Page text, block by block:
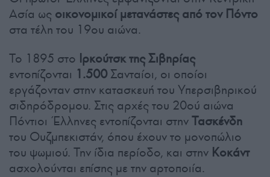
Ασία ως οικονομικοί μετανάστες από τον Πόντο
στα τέλη του 19ου αιώνα.
Το 1895 στο Ιρκούτσκ της Σιβηρίας
εντοπίζονται 1.500 Σανταίοι, οι οποίοι
εργάζονταν στην κατασκευή του Υπερσιβηρικού
σιδηρόδρομου. Στις αρχές του 20ού αιώνα
Πόντιοι Έλληνες εντοπίζονται στηνΤασκένδη
του Ουζμπεκιστάν, όπου έχουν το μονοπώλιο
του ψωμιού. Την ίδια περίοδο, και στην Κοκάντ
ασχολούνται επίσης με την αρτοποιία.